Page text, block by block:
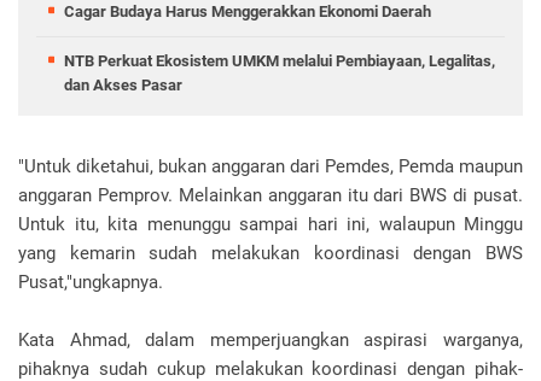
Cagar Budaya Harus Menggerakkan Ekonomi Daerah
NTB Perkuat Ekosistem UMKM melalui Pembiayaan, Legalitas,
dan Akses Pasar
"Untuk diketahui, bukan anggaran dari Pemdes, Pemda maupun
anggaran Pemprov. Melainkan anggaran itu dari BWS di pusat.
Untuk itu, kita menunggu sampai hari ini, walaupun Minggu
yang kemarin sudah melakukan koordinasi dengan BWS
Pusat,"ungkapnya.
Kata Ahmad, dalam memperjuangkan aspirasi warganya,
pihaknya sudah cukup melakukan koordinasi dengan pihak-